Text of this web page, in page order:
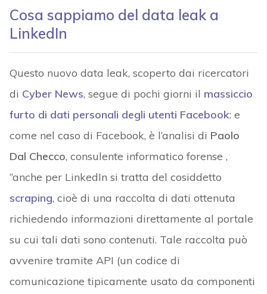
Cosa sappiamo del data leak a
LinkedIn
Questo nuovo data leak, scoperto dai ricercatori
di Cyber News, segue di pochi giorni il massiccio
furto di dati personali degli utenti Facebook: e
come nel caso di Facebook, è l’analisi di Paolo
Dal Checco, consulente informatico forense ,
“anche per LinkedIn si tratta del cosiddetto
scraping, cioè di una raccolta di dati ottenuta
richiedendo informazioni direttamente al portale
su cui tali dati sono contenuti. Tale raccolta può
avvenire tramite API (un codice di
comunicazione tipicamente usato da componenti